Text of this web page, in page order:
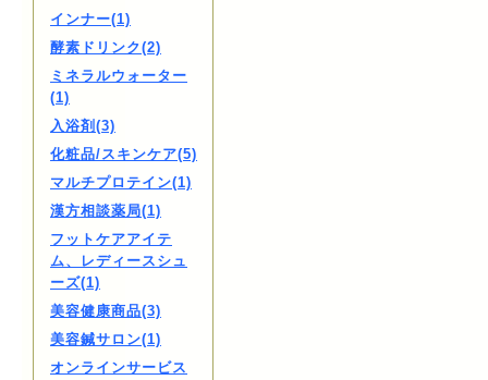
インナー(1)
酵素ドリンク(2)
ミネラルウォーター
(1)
入浴剤(3)
化粧品/スキンケア(5)
マルチプロテイン(1)
漢方相談薬局(1)
フットケアアイテ
ム、レディースシュ
ーズ(1)
美容健康商品(3)
美容鍼サロン(1)
オンラインサービス